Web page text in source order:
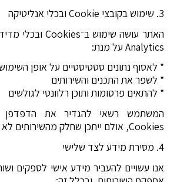
3. שימוש בקובצי Cookie ובכלי אנליטיקה
Analytics על מנת:
* לאסוף נתונים סטטיסטיים על אופן
* לשפר את התכנים והשירותים
* להתאים פרסומות ותוכן רלוונטי לגולשים
המשתמש רשאי להגדיר את
Cookies, אולם ייתכן שחלק מהשירותים לא יהיו זמינים.
4. מסירת מידע לצד שלישי
אנו עשויים להעביר מידע אישי לספקים